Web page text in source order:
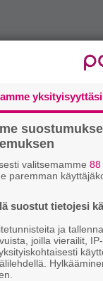
yksityisyyttäsi
valitsemamme 88
paremman
suostut tietojesi
ja
joilla vierailit,